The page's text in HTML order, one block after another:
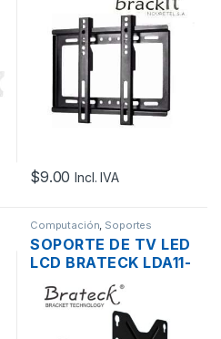
$9.00 Incl. IVA
Computación Soportes
SOPORTE DE TV LED
LCD BRATECK LDA11-
221 23″ – 42″ INCL.
-5 +20º, GIRO 180º